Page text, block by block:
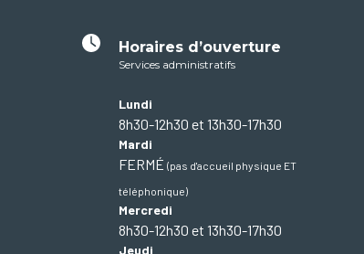
Horaires d’ouverture
Services administratifs
Lundi
8h30-12h30 et 13h30-17h30
Mardi
FERMÉ (pas d'accueil physique ET
téléphonique)
Mercredi
8h30-12h30 et 13h30-17h30
Jeudi